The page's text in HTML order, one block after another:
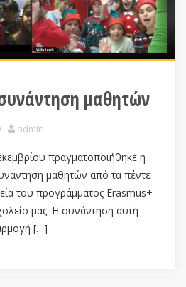
μαθητών
admin
πραγματοποιήθηκε η
μαθητών από τα πέντε
του προγράμματος Erasmus+
μας. Η συνάντηση αυτή
[…]